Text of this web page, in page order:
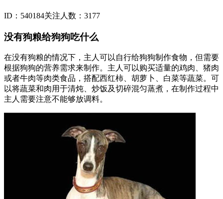
ID：540184关注人数：3177
没有狗粮给狗狗吃什么
在没有狗粮的情况下，主人可以自行给狗狗制作食物，但需要
根据狗狗的营养需求来制作。主人可以购买适量的鸡肉、猪肉
或者牛肉等肉类食品，搭配西红柿、胡萝卜、白菜等蔬菜。可
以将蔬菜和肉用于清炖、炒饭及切碎混匀蒸煮，在制作过程中
主人需要注意不能够放调料。